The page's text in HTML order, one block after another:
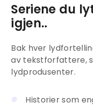
Seriene du
igjen..
Bak hver
av tekstforfattere,
lydprodusenter.
Historier som